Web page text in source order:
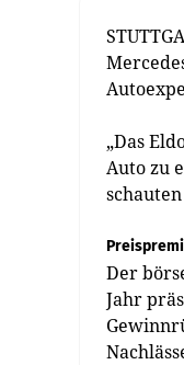
„Das
Auto zu
Der
Jahr